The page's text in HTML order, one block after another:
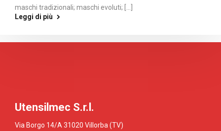
maschi tradizionali; maschi evoluti; [...]
Leggi di più
Utensilmec S.r.l.
Via Borgo 14/A 31020 Villorba (TV)